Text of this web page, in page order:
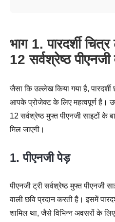
भाग 1. पारदर्शी
12 सर्वश्रेष्ठ
जैसा कि उल्लेख किया गया है,
आपके प्रोजेक्ट के लिए महत्वपूर्ण है।
12 सर्वश्रेष्ठ मुफ्त पीएनजी साइटों के
मिल जाएगी।
1. पीएनजी पेड़
पीएनजी ट्री सर्वश्रेष्ठ मुफ्त पीएनजी
वाली छवि प्रदान करती है। इसमें
शामिल था, जैसे विभिन्न अवसरों के